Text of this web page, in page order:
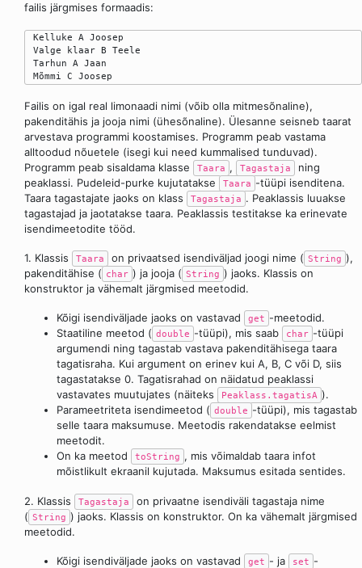
failis järgmises formaadis:
Kelluke A Joosep
Valge klaar B Teele
Tarhun A Jaan
Failis on igal real limonaadi nimi (võib olla mitmesõnaline),
pakenditähis ja jooja nimi (ühesõnaline). Ülesanne seisneb taarat
arvestava programmi koostamises. Programm peab vastama
alltoodud nõuetele (isegi kui need kummalised tunduvad).
Programm peab sisaldama klasse
Taara , Tagastaja
ning
peaklassi. Pudeleid-purke kujutatakse
Taara -tüüpi isenditena.
Taara tagastajate jaoks on klass
Tagastaja . Peaklassis luuakse
tagastajad ja jaotatakse taara. Peaklassis testitakse ka erinevate
isendimeetodite tööd.
1. Klassis Taara on privaatsed isendiväljad joogi nime ( String ),
pakenditähise ( char ) ja jooja ( String ) jaoks. Klassis on
konstruktor ja vähemalt järgmised meetodid.
Kõigi isendiväljade jaoks on vastavad get -meetodid.
Staatiline meetod ( double -tüüpi), mis saab char -tüüpi
argumendi ning tagastab vastava pakenditähisega taara
tagatisraha. Kui argument on erinev kui A, B, C või D, siis
tagastatakse 0. Tagatisrahad on näidatud peaklassi
vastavates muutujates (näiteks
Peaklass.tagatisA ).
Parameetriteta isendimeetod ( double -tüüpi), mis tagastab
selle taara maksumuse. Meetodis rakendatakse eelmist
meetodit.
On ka meetod
toString , mis võimaldab taara infot
mõistlikult ekraanil kujutada. Maksumus esitada sentides.
2. Klassis Tagastaja
on privaatne isendiväli tagastaja nime
( String ) jaoks. Klassis on konstruktor. On ka vähemalt järgmised
meetodid.
Kõigi isendiväljade jaoks on vastavad get - ja set -